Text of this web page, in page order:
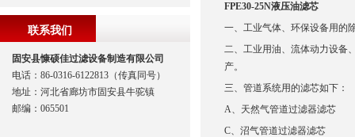
FPE30-25N液压油滤芯
一、工业气体、环保设备用的
二、工业用油、流体动力设备
产。
三、管道系统用的滤芯如下：
A、天然气管道过滤器滤
C、沼气管道过滤器滤芯
联系我们
固安县慷硕佳过滤设备制造有限公司
电话：86-0316-6122813（传真同号）
地址：河北省廊坊市固安县牛驼镇
邮编：065501